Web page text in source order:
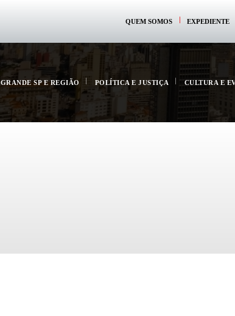
QUEM SOMOS EXPEDIENTE
GRANDE SP E REGIÃO POLÍTICA E JUSTIÇA CULTURA E